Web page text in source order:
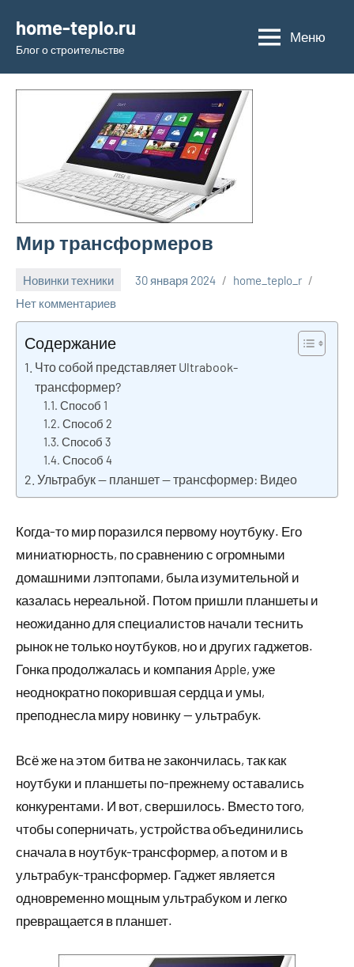
содержимому
home-teplo.ru
Блог о строительстве
Меню
Мир трансформеров
Новинки техники 30 января 2024
home_teplo_r
Нет комментариев
Содержание
Что собой представляет Ultrabook-
трансформер?
Способ 1
Способ 2
Способ 3
Способ 4
Ультрабук — планшет — трансформер: Видео
Когда-то мир поразился первому ноутбуку. Его
миниатюрность, по сравнению с огромными
домашними лэптопами, была изумительной и
казалась нереальной. Потом пришли планшеты и
неожиданно для специалистов начали теснить
рынок не только ноутбуков, но и других гаджетов.
Гонка продолжалась и компания Apple, уже
неоднократно покорившая сердца и умы,
преподнесла миру новинку — ультрабук.
Всё же на этом битва не закончилась, так как
ноутбуки и планшеты по-прежнему оставались
конкурентами. И вот, свершилось. Вместо того,
чтобы соперничать, устройства объединились
сначала в ноутбук-трансформер, а потом и в
ультрабук-трансформер. Гаджет является
одновременно мощным ультрабуком и легко
превращается в планшет.